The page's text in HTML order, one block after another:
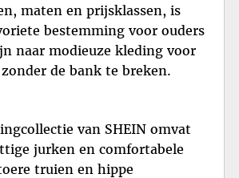
maten en prijsklassen, is
bestemming voor ouders
naar modieuze kleding voor
de bank te breken.
van SHEIN omvat
jurken en comfortabele
truien en hippe